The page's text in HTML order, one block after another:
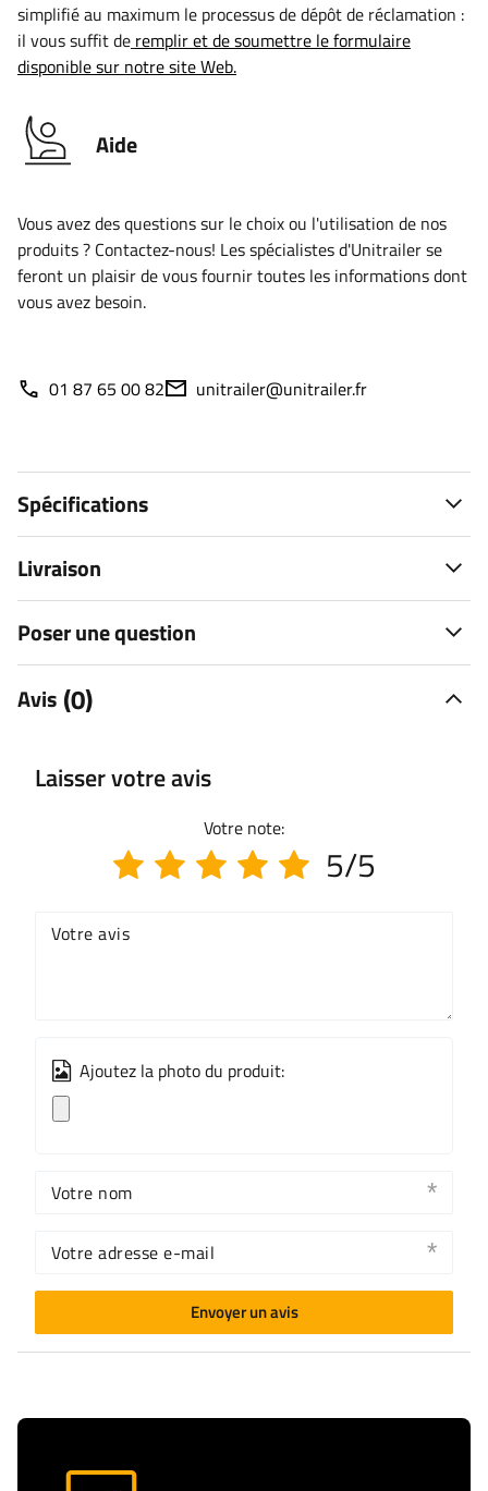
simplifié au maximum le processus de dépôt de réclamation :
il vous suffit de remplir et de soumettre le formulaire
disponible sur notre site Web.
Aide
Vous avez des questions sur le choix ou l'utilisation de nos
produits ? Contactez-nous! Les spécialistes d'Unitrailer se
feront un plaisir de vous fournir toutes les informations dont
vous avez besoin.
01 87 65 00 82 unitrailer@unitrailer.fr
Spécifications
Livraison
Poser une question
Avis (0)
Laisser votre avis
Votre note:
5/5
Votre avis
Ajoutez la photo du produit:
Votre nom
Votre adresse e-mail
Envoyer un avis